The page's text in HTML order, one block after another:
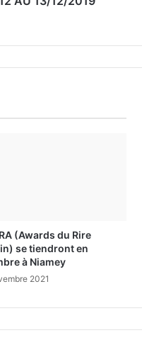
(Awards du Rire
se tiendront en
à Niamey
2021